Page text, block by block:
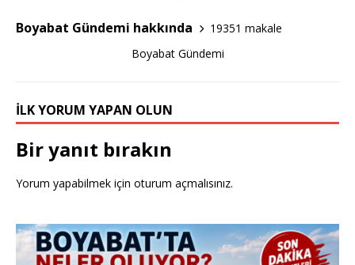
o
Boyabat Gündemi hakkında
19351 makale
Boyabat Gündemi
İLK YORUM YAPAN OLUN
Bir yanıt bırakın
Yorum yapabilmek için oturum açmalısınız.